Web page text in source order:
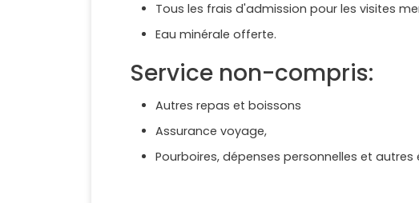
Tous les frais d'admission pour les visites
Eau minérale offerte.
Service non-compris:
Autres repas et boissons
Assurance voyage,
Pourboires, dépenses personnelles et